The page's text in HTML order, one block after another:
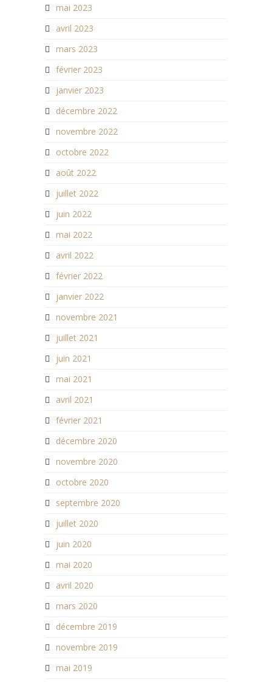
mai 2023
avril 2023
mars 2023
février 2023
janvier 2023
décembre 2022
novembre 2022
octobre 2022
août 2022
juillet 2022
juin 2022
mai 2022
avril 2022
février 2022
janvier 2022
novembre 2021
juillet 2021
juin 2021
mai 2021
avril 2021
février 2021
décembre 2020
novembre 2020
octobre 2020
septembre 2020
juillet 2020
juin 2020
mai 2020
avril 2020
mars 2020
décembre 2019
novembre 2019
mai 2019